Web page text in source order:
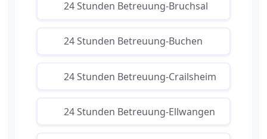
24 Stunden Betreuung-Bruchsal
24 Stunden Betreuung-Buchen
24 Stunden Betreuung-Crailsheim
24 Stunden Betreuung-Ellwangen